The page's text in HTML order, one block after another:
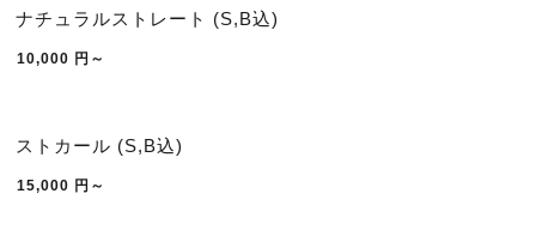
ナチュラルストレート (S,B込)
10,000 円～
ストカール (S,B込)
15,000 円～